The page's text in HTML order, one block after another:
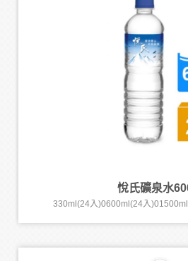
悅氏礦泉水
330ml(24入)0600ml(24入